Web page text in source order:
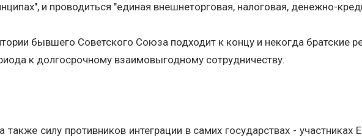
и проводиться "единая внешнеторговая, налоговая, денежно-
бывшего Советского Союза подходит к концу и некогда братские
к долгосрочному взаимовыгодному сотрудничеству.
силу противников интеграции в самих государствах -